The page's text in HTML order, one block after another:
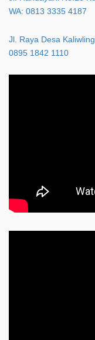
WA: 0813 3335 4187
Jl. Raya Desa
0895 1842 1110